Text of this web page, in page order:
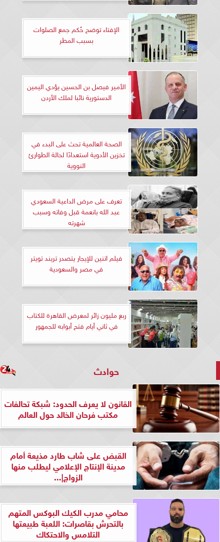
الإفتاء توضح حُكم جمع الصلوات
بسبب المطر
الأمير فيصل بن الحسين يؤدي اليمين
الدستورية نائبا لملك الأردن
الصحة العالمية تحث على البدء في
تخزين الأدوية استعدادًا لحالة الطوارئ
النووية
تعرف على مرض الداعية السعودي
عبد الله بانعمة قبل وفاته وسبب
شهرته
فيلم اتنين للإيجار يتصدر تريند تويتر
في مصر والسعودية
ربع مليون زائر لمعرض القاهرة للكتاب
في ثاني أيام فتح أبوابه للجمهور
حوادث
القانون لا يعرف الحدود: شبكة تحالفات
مكتب فرحان الخالد حول العالم
القبض على شاب طارد مذيعة أمام
مدينة الإنتاج الإعلامي ليطلب منها
الزواج|...
محامي مدرب الكيك البوكس المتهم
بالتحرش بقاصرات: اللعبة طبيعتها
التلامس والاحتكاك